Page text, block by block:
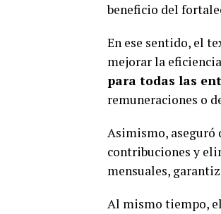
beneficio del
En ese sentido, el
mejorar la
para todas las
remuneraciones o
Asimismo, aseguró
contribuciones y
mensuales,
Al mismo tiempo,